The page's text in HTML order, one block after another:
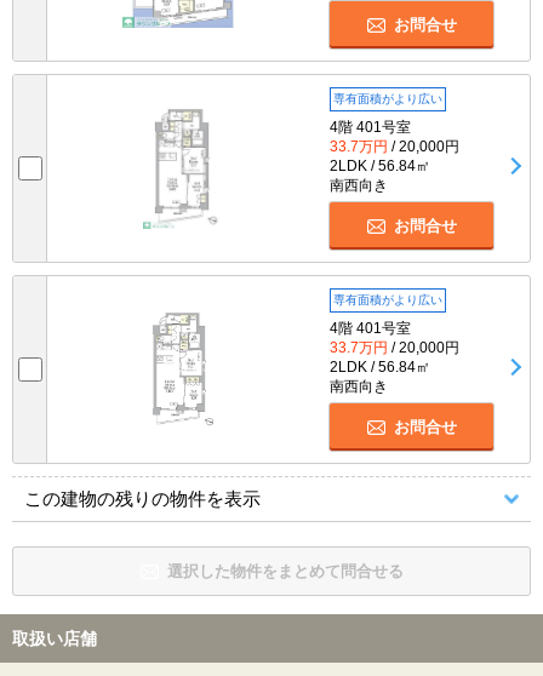
お問合せ
専有面積がより広い
4階 401号室
33.7万円 / 20,000円
2LDK / 56.84㎡
南西向き
お問合せ
専有面積がより広い
4階 401号室
33.7万円 / 20,000円
2LDK / 56.84㎡
南西向き
お問合せ
この建物の残りの物件を表示
選択した物件をまとめて問合せる
取扱い店舗